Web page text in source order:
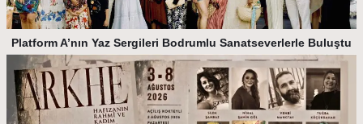
Platform A’nın Yaz Sergileri Bodrumlu Sanatseverlerle Buluştu